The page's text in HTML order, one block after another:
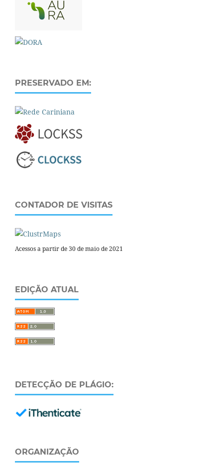
PRESERVADO EM:
CONTADOR DE VISITAS
Acessos a partir de 30 de maio de 2021
EDIÇÃO ATUAL
DETECÇÃO DE PLÁGIO:
ORGANIZAÇÃO